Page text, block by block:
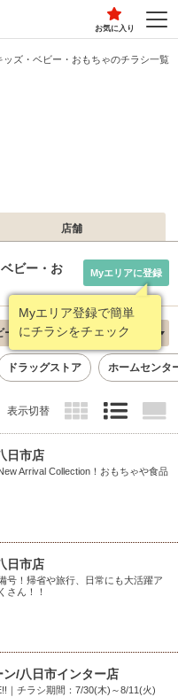
お気に入り
ッズ・ベビー・おもちゃのチラシ一覧
店舗
ビー・お
Myエリア登録で簡単
にチラシをチェック
Myエリアに登録
ー・おもちゃ 新着順
ドラッグストア ホームセンタ
表示切替
日市店
Arrival Collection！おもちゃや食品
日市店
号！帰省や旅行、日常にも大活躍ア
さん！！
/八日市インター店
｜チラシ期間：7/30(木)～8/11(火)